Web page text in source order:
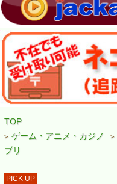
TOP
> ゲーム・アニメ・カジノ >
ブリ
PICK UP